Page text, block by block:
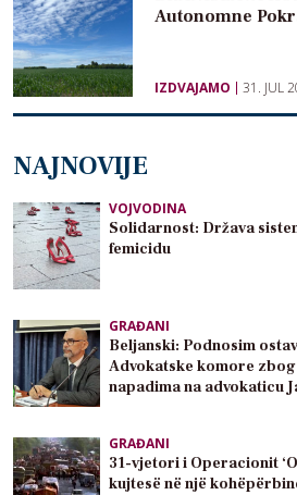
Autonomne
IZDVAJAMO 31. JUL
NAJNOVIJE
VOJVODINA
Solidarnost: Država
femicidu
GRAĐANI
Beljanski: Podnosim
Advokatske komore zbog
napadima na advokaticu
GRAĐANI
31-vjetori i Operacionit
kujtesë në një